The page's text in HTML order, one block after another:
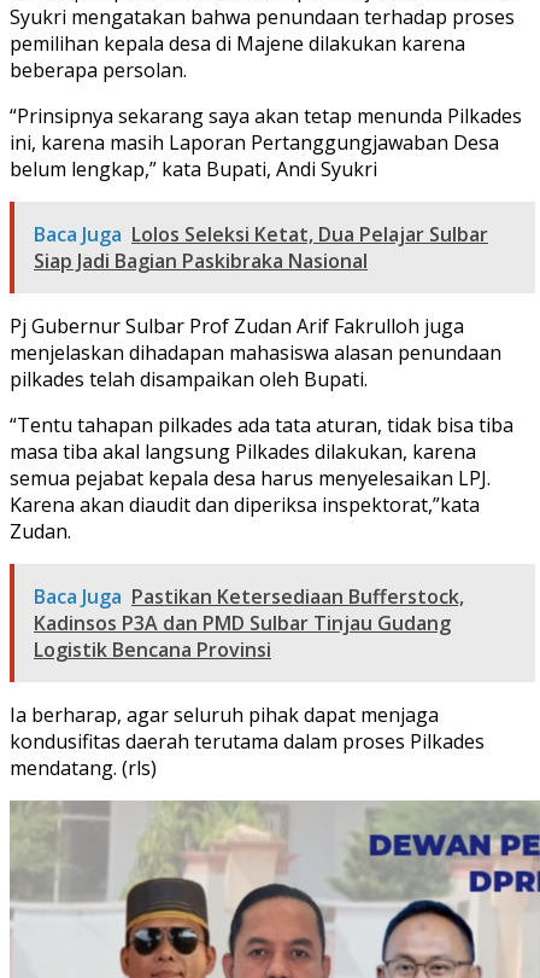
Syukri mengatakan bahwa penundaan terhadap proses
pemilihan kepala desa di Majene dilakukan karena
beberapa persolan.
“Prinsipnya sekarang saya akan tetap menunda Pilkades
ini, karena masih Laporan Pertanggungjawaban Desa
belum lengkap,” kata Bupati, Andi Syukri
Baca Juga Lolos Seleksi Ketat, Dua Pelajar Sulbar
Siap Jadi Bagian Paskibraka Nasional
Pj Gubernur Sulbar Prof Zudan Arif Fakrulloh juga
menjelaskan dihadapan mahasiswa alasan penundaan
pilkades telah disampaikan oleh Bupati.
“Tentu tahapan pilkades ada tata aturan, tidak bisa tiba
masa tiba akal langsung Pilkades dilakukan, karena
semua pejabat kepala desa harus menyelesaikan LPJ.
Karena akan diaudit dan diperiksa inspektorat,”kata
Zudan.
Baca Juga Pastikan Ketersediaan Bufferstock,
Kadinsos P3A dan PMD Sulbar Tinjau Gudang
Logistik Bencana Provinsi
Ia berharap, agar seluruh pihak dapat menjaga
kondusifitas daerah terutama dalam proses Pilkades
mendatang. (rls)